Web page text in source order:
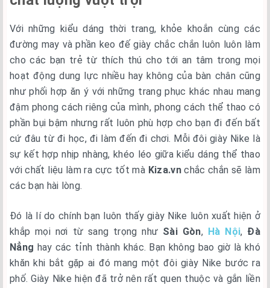
Với những kiểu dáng thời trang, khỏe khoắn cùng các
đường may và phần keo đế giày chắc chắn luôn luôn làm
cho các bạn trẻ từ thích thú cho tới an tâm trong mọi
hoạt động dung lực nhiều hay không của bàn chân cũng
như phối hợp ăn ý với những trang phục khác nhau mang
đậm phong cách riêng của mình, phong cách thể thao có
phần bụi bậm nhưng rất luôn phù hợp cho bạn đi đến bất
cứ đâu từ đi học, đi làm đến đi chơi. Mỗi đôi giày Nike là
sự kết hợp nhịp nhàng, khéo léo giữa kiểu dáng thể thao
với chất liệu làm ra cực tốt mà Kiza.vnchắc chắn sẽ làm
các bạn hài lòng.
Đó là lí do chính bạn luôn thấy giày Nike luôn xuất hiện ở
khắp mọi nơi từ sang trọng như Sài Gòn, Hà Nội, Đà
Nẳng hay các tỉnh thành khác. Bạn không bao giờ là khó
khăn khi bắt gặp ai đó mang một đôi giày Nike bước ra
phố. Giày Nike hiện đã trở nên rất quen thuộc và gắn liền